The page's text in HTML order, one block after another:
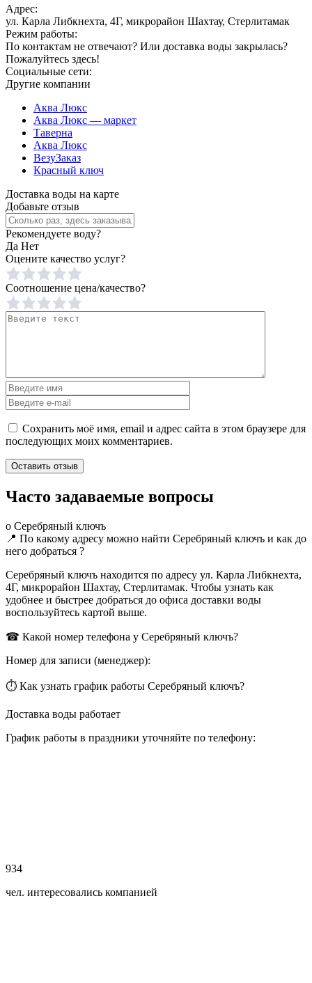
Адрес:
ул. Карла Либкнехта, 4Г, микрорайон Шахтау, Стерлитамак
Режим работы:
По контактам не отвечают? Или доставка воды закрылась?
Пожалуйтесь здесь!
Социальные сети:
Другие компании
Аква Люкс
Аква Люкс — маркет
Таверна
Аква Люкс
ВезуЗаказ
Красный ключ
Доставка воды на карте
Добавьте отзыв
Рекомендуете воду?
Да Нет
Оцените качество услуг?
Соотношение цена/качество?
Сохранить моё имя, email и адрес сайта в этом браузере для
последующих моих комментариев.
Часто задаваемые вопросы
о Серебряный ключъ
📍 По какому адресу можно найти Серебряный ключъ и как до
него добраться ?
Серебряный ключъ находится по адресу ул. Карла Либкнехта,
4Г, микрорайон Шахтау, Стерлитамак. Чтобы узнать как
удобнее и быстрее добраться до офиса доставки воды
воспользуйтесь картой выше.
☎ Какой номер телефона у Серебряный ключъ?
Номер для записи (менеджер):
⏱ Как узнать график работы Серебряный ключъ?
Доставка воды работает
График работы в праздники уточняйте по телефону:
934
чел. интересовались компанией